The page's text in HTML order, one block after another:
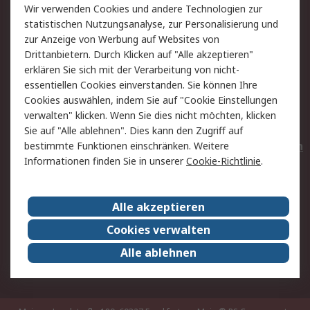
Rücksendungen
Kontakt
Hilfe
Privatkunden
Rechtliches
AGB
Datenschutz
Cookie-Richtlinie
Zahlungsbedingungen
Copyright/Impressum
Entsorgung
Elektrogeräte/Batterien
RS weltweit
Karriere bei RS
Nachhaltigkeit
Qualität/Umwelt/ZertifikatePresse-Center
Event-Center
Wir verwenden Cookies und andere Technologien zur
statistischen Nutzungsanalyse, zur Personalisierung und
zur Anzeige von Werbung auf Websites von
Drittanbietern. Durch Klicken auf "Alle akzeptieren"
erklären Sie sich mit der Verarbeitung von nicht-
essentiellen Cookies einverstanden. Sie können Ihre
Cookies auswählen, indem Sie auf "Cookie Einstellungen
verwalten" klicken. Wenn Sie dies nicht möchten, klicken
Sie auf "Alle ablehnen". Dies kann den Zugriff auf
bestimmte Funktionen einschränken. Weitere
Informationen finden Sie in unsererCookie-Richtlinie.
Alle akzeptieren
Cookies verwalten
Alle ablehnen